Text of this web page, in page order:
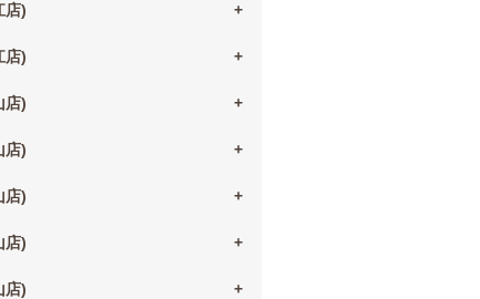
店)
店)
店)
店)
店)
店)
店)